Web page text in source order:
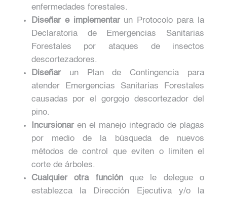
enfermedades forestales.
Diseñar e implementarun Protocolo para la
Declaratoria de Emergencias Sanitarias
Forestales por ataques de insectos
descortezadores.
Diseñarun Plan de Contingencia para
atender Emergencias Sanitarias Forestales
causadas por el gorgojo descortezador del
pino.
Incursionaren el manejo integrado de plagas
por medio de la búsqueda de nuevos
métodos de control que eviten o limiten el
corte de árboles.
Cualquier otra funciónque le delegue o
establezca la Dirección Ejecutiva y/o la